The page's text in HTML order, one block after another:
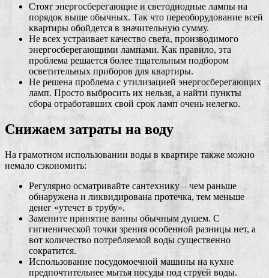
Стоят энергосберегающие и светодиодные лампы на
порядок выше обычных. Так что переоборудование всей
квартиры обойдется в значительную сумму.
Не всех устраивает качество света, производимого
энергосберегающими лампами. Как правило, эта
проблема решается более тщательным подбором
осветительных приборов для квартиры.
Не решена проблема с утилизацией энергосберегающих
ламп. Просто выбросить их нельзя, а найти пункты
сбора отработавших свой срок ламп очень нелегко.
Снижаем затраты на воду
На грамотном использовании воды в квартире также можно
немало сэкономить:
Регулярно осматривайте сантехнику – чем раньше
обнаружена и ликвидирована протечка, тем меньше
денег «утечет в трубу».
Замените принятие ванны обычным душем. С
гигиенической точки зрения особенной разницы нет, а
вот количество потребляемой воды существенно
сократится.
Использование посудомоечной машины на кухне
предпочтительнее мытья посуды под струей воды.